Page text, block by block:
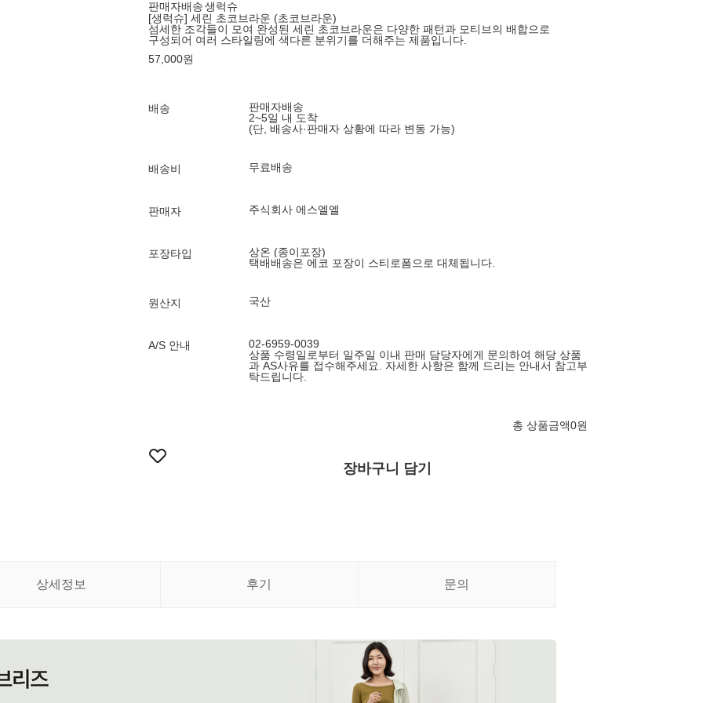
판매자배송생럭슈
[생럭슈] 세린 초코브라운 (초코브라운)
섬세한 조각들이 모여 완성된 세린 초코브라운은 다양한 패턴과 모티브의 배합으로
구성되어 여러 스타일링에 색다른 분위기를 더해주는 제품입니다.
57,000원
배송
판매자배송
2~5일 내 도착
(단, 배송사·판매자 상황에 따라 변동 가능)
배송비 무료배송
판매자 주식회사 에스엘엘
포장타입
상온 (종이포장)
택배배송은 에코 포장이 스티로폼으로 대체됩니다.
원산지 국산
A/S 안내
02-6959-0039
상품 수령일로부터 일주일 이내 판매 담당자에게 문의하여 해당 상품
과 AS사유를 접수해주세요. 자세한 사항은 함께 드리는 안내서 참고부
탁드립니다.
총 상품금액0원
장바구니 담기
상세정보 후기 문의